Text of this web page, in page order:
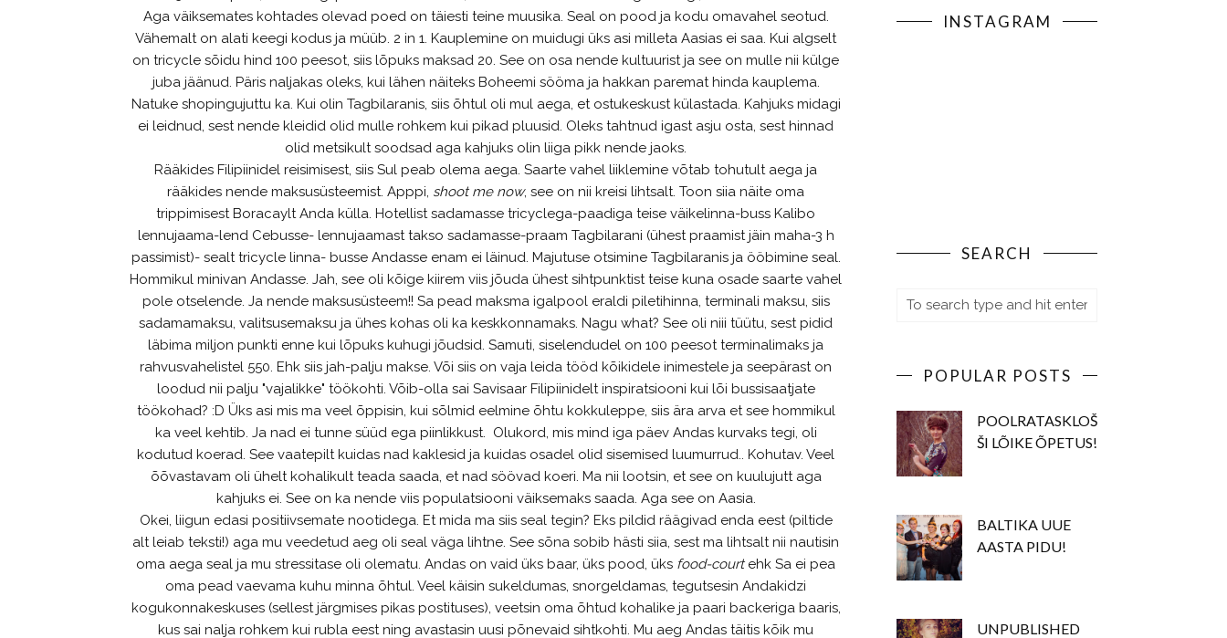
Aga väiksemates kohtades olevad poed on täiesti teine muusika. Seal on pood ja kodu omavahel seotud.
Vähemalt on alati keegi kodus ja müüb. 2 in 1. Kauplemine on muidugi üks asi milleta Aasias ei saa. Kui algselt
on tricycle sõidu hind 100 peesot, siis lõpuks maksad 20. See on osa nende kultuurist ja see on mulle nii külge
juba jäänud. Päris naljakas oleks, kui lähen näiteks Boheemi sööma ja hakkan paremat hinda kauplema.
Natuke shopingujuttu ka. Kui olin Tagbilaranis, siis õhtul oli mul aega, et ostukeskust külastada. Kahjuks midagi
ei leidnud, sest nende kleidid olid mulle rohkem kui pikad pluusid. Oleks tahtnud igast asju osta, sest hinnad
olid metsikult soodsad aga kahjuks olin liiga pikk nende jaoks.
Rääkides Filipiinidel reisimisest, siis Sul peab olema aega. Saarte vahel liiklemine võtab tohutult aega ja
rääkides nende maksusüsteemist. Apppi, shoot me now, see on nii kreisi lihtsalt. Toon siia näite oma
trippimisest Boracaylt Anda külla. Hotellist sadamasse tricyclega-paadiga teise väikelinna-buss Kalibo
lennujaama-lend Cebusse- lennujaamast takso sadamasse-praam Tagbilarani (ühest praamist jäin maha-3 h
passimist)- sealt tricycle linna- busse Andasse enam ei läinud. Majutuse otsimine Tagbilaranis ja ööbimine seal.
Hommikul minivan Andasse. Jah, see oli kõige kiirem viis jõuda ühest sihtpunktist teise kuna osade saarte vahel
pole otselende. Ja nende maksusüsteem!! Sa pead maksma igalpool eraldi piletihinna, terminali maksu, siis
sadamamaksu, valitsusemaksu ja ühes kohas oli ka keskkonnamaks. Nagu what? See oli niii tüütu, sest pidid
läbima miljon punkti enne kui lõpuks kuhugi jõudsid. Samuti, siselendudel on 100 peesot terminalimaks ja
rahvusvahelistel 550. Ehk siis jah-palju makse. Või siis on vaja leida tööd kõikidele inimestele ja seepärast on
loodud nii palju "vajalikke" töökohti. Võib-olla sai Savisaar Filipiinidelt inspiratsiooni kui lõi bussisaatjate
töökohad? :D Üks asi mis ma veel õppisin, kui sõlmid eelmine õhtu kokkuleppe, siis ära arva et see hommikul
ka veel kehtib. Ja nad ei tunne süüd ega piinlikkust. Olukord, mis mind iga päev Andas kurvaks tegi, oli
kodutud koerad. See vaatepilt kuidas nad kaklesid ja kuidas osadel olid sisemised luumurrud.. Kohutav. Veel
õõvastavam oli ühelt kohalikult teada saada, et nad söövad koeri. Ma nii lootsin, et see on kuulujutt aga
kahjuks ei. See on ka nende viis populatsiooni väiksemaks saada. Aga see on Aasia.
Okei, liigun edasi positiivsemate nootidega. Et mida ma siis seal tegin? Eks pildid räägivad enda eest (piltide
alt leiab teksti!) aga mu veedetud aeg oli seal väga lihtne. See sõna sobib hästi siia, sest ma lihtsalt nii nautisin
oma aega seal ja mu stressitase oli olematu. Andas on vaid üks baar, üks pood, üks food-courtehk Sa ei pea
oma pead vaevama kuhu minna õhtul. Veel käisin sukeldumas, snorgeldamas, tegutsesin Andakidzi
kogukonnakeskuses (sellest järgmises pikas postituses), veetsin oma õhtud kohalike ja paari backeriga baaris,
kus sai nalja rohkem kui rubla eest ning avastasin uusi põnevaid sihtkohti. Mu aeg Andas täitis kõik mu
INSTAGRAM
SEARCH
POPULAR POSTS
POOLRATASKLOŠ
ŠI LÕIKE ÕPETUS!
BALTIKA UUE
AASTA PIDU!
UNPUBLISHED